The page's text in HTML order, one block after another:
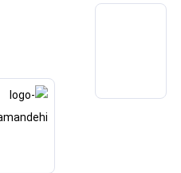
خدمات و به‌روزرسانی مداوم
داریم آینده بازار دیجیتال متعلق
را در اولویت قرار می‌دهند. گوشی
سمت تحقق این چشم‌انداز حرکت